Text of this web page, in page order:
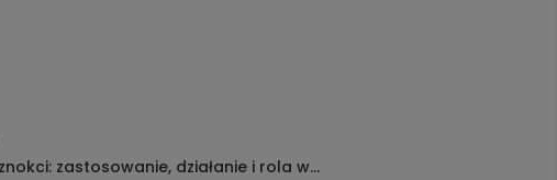
zastosowanie, działanie i rola w